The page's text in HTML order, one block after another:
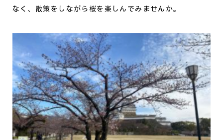
なく、散策をしながら桜を楽しんでみませんか。